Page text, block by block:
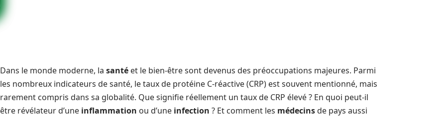
Dans le monde moderne, la santé et le bien-être sont devenus des préoccupations majeures. Parmi
les nombreux indicateurs de santé, le taux de protéine C-réactive (CRP) est souvent mentionné, mais
rarement compris dans sa globalité. Que signifie réellement un taux de CRP élevé ? En quoi peut-il
être révélateur d’une inflammation ou d’une infection ? Et comment les médecinsde pays aussi